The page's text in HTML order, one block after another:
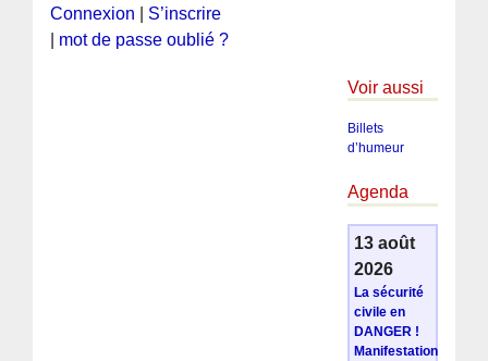
Connexion
S’inscrire
mot de passe oublié ?
Voir aussi
Billets
d’humeur
Agenda
13 août
2026
La sécurité
civile en
DANGER !
Manifestation